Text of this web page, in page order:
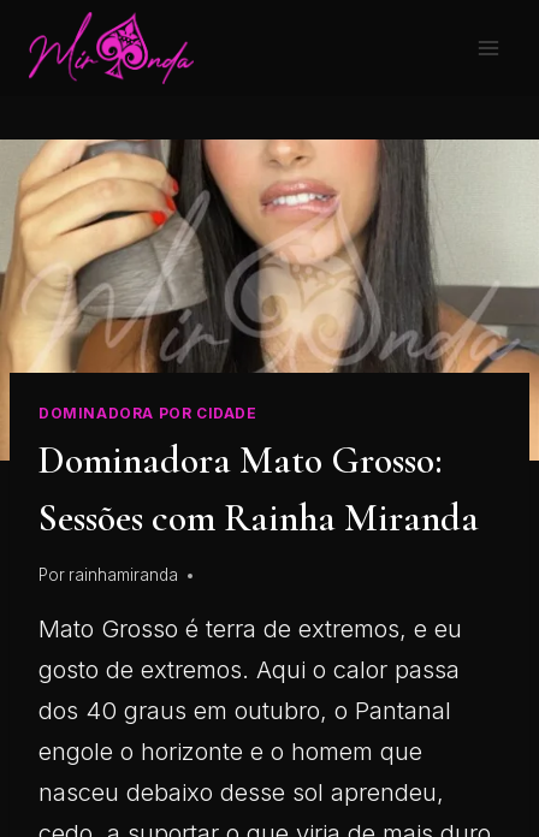
DOMINADORA POR CIDADE
Dominadora Mato Grosso:
Sessões com Rainha Miranda
Por rainhamiranda
Mato Grosso é terra de extremos, e eu
gosto de extremos. Aqui o calor passa
dos 40 graus em outubro, o Pantanal
engole o horizonte e o homem que
nasceu debaixo desse sol aprendeu,